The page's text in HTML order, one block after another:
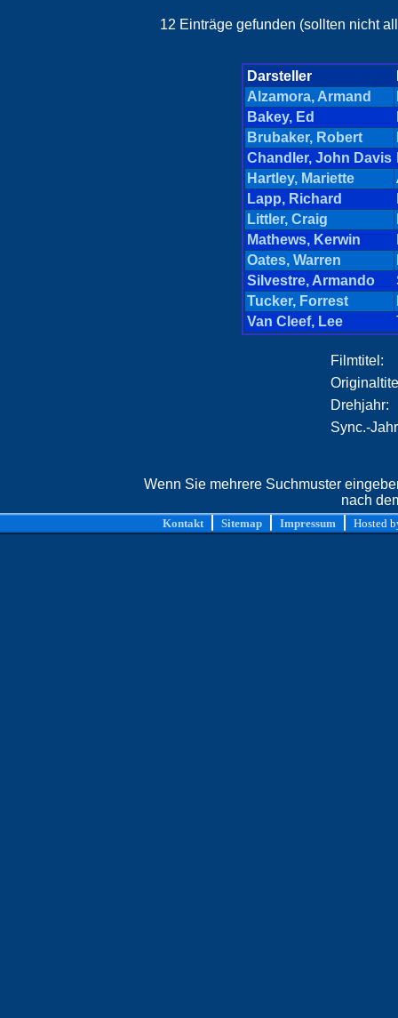
12 Einträge gefunden (sollten nicht
Darsteller
Alzamora, Armand
Bakey, Ed
Brubaker, Robert
Chandler, John Davis
Hartley, Mariette
Lapp, Richard
Littler, Craig
Mathews, Kerwin
Oates, Warren
Silvestre, Armando
Tucker, Forrest
Van Cleef, Lee
Filmtitel:
Drehjahr:
Sync.-
Wenn Sie mehrere Suchmuster
nach
Kontakt Sitemap Impressum Hosted